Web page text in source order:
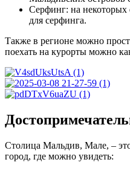
Серфинг: на некоторых
для серфинга.
Также в регионе можно
поехать на курорты можно
Столица Мальдив, Мале, –
город, где можно увидеть: